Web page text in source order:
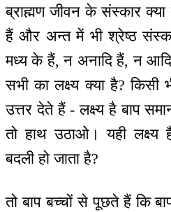
ब्राह्मण जीवन के संस्कार
हैं और अन्त में भी श्रेष्ठ
मध्य के हैं, न अनादि हैं, न
सभी का लक्ष्य क्या है? किसी
उत्तर देते हैं - लक्ष्य है बाप
तो हाथ उठाओ। यही लक्ष्य
बदली हो जाता है?
तो बाप बच्चों से पूछते हैं कि